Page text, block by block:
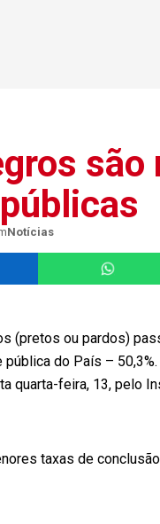
Notícias
(pretos ou pardos)
do País –
quarta-feira, 13, pelo
taxas de